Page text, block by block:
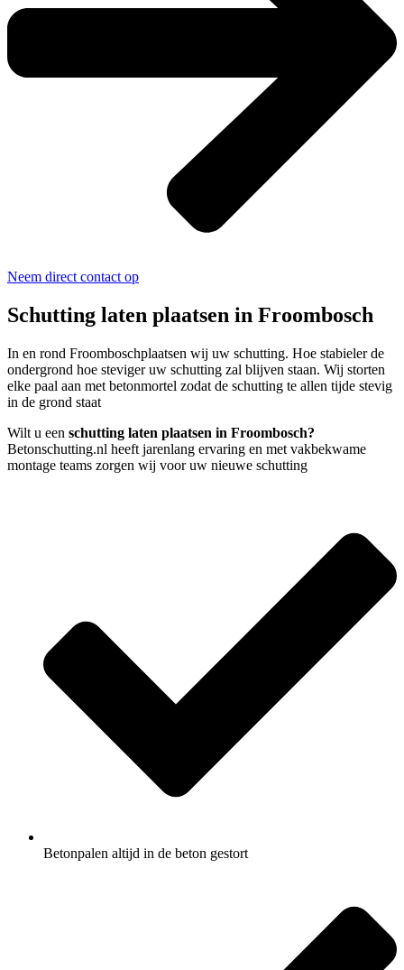
Neem direct contact op
Schutting laten plaatsen in Froombosch
In en rond Froomboschplaatsen wij uw schutting. Hoe stabieler de
ondergrond hoe steviger uw schutting zal blijven staan. Wij storten
elke paal aan met betonmortel zodat de schutting te allen tijde stevig
in de grond staat
Wilt u een schutting laten plaatsen in Froombosch?
Betonschutting.nl heeft jarenlang ervaring en met vakbekwame
montage teams zorgen wij voor uw nieuwe schutting
Betonpalen altijd in de beton gestort